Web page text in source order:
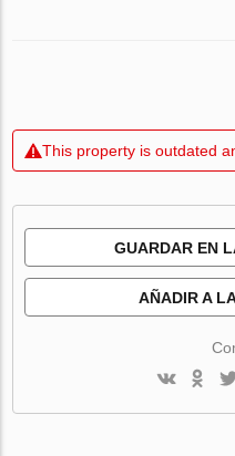
This property is outdated
GUARDAR EN
AÑADIR A